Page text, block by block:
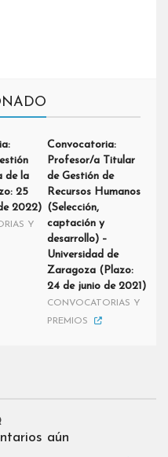
de la
25
2022)
Y
Convocatoria:
Profesor/a Titular
de Gestión de
Recursos Humanos
(Selección,
captación y
desarrollo) –
Universidad de
Zaragoza (Plazo:
24 de junio de 2021)
CONVOCATORIAS Y
PREMIOS
aún